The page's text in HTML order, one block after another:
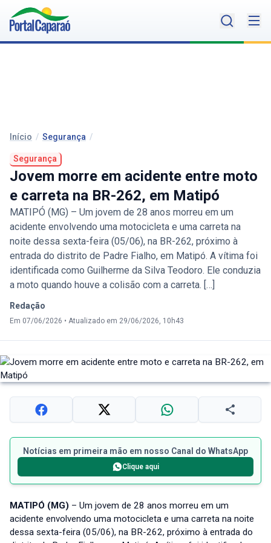
Início / Segurança /
Segurança
Jovem morre em acidente entre moto
e carreta na BR-262, em Matipó
MATIPÓ (MG) – Um jovem de 28 anos morreu em um
acidente envolvendo uma motocicleta e uma carreta na
noite dessa sexta-feira (05/06), na BR-262, próximo à
entrada do distrito de Padre Fialho, em Matipó. A vítima foi
identificada como Guilherme da Silva Teodoro. Ele conduzia
a moto quando houve a colisão com a carreta. […]
Redação
Em 07/06/2026 • Atualizado em 29/06/2026, 10h43
Notícias em primeira mão em nosso Canal do WhatsApp
Clique aqui
MATIPÓ (MG) – Um jovem de 28 anos morreu em um
acidente envolvendo uma motocicleta e uma carreta na noite
dessa sexta-feira (05/06), na BR-262, próximo à entrada do